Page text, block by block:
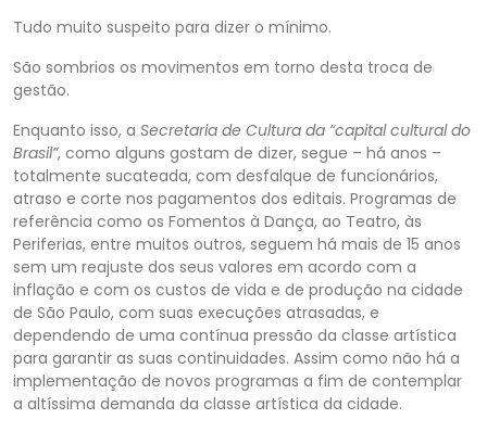
Tudo muito suspeito para dizer o mínimo.
São sombrios os movimentos em torno desta troca de
gestão.
Enquanto isso, a Secretaria de Cultura da “capital cultural do
Brasil”, como alguns gostam de dizer, segue – há anos –
totalmente sucateada, com desfalque de funcionários,
atraso e corte nos pagamentos dos editais. Programas de
referência como os Fomentos à Dança, ao Teatro, às
Periferias, entre muitos outros, seguem há mais de 15 anos
sem um reajuste dos seus valores em acordo com a
inflação e com os custos de vida e de produção na cidade
de São Paulo, com suas execuções atrasadas, e
dependendo de uma contínua pressão da classe artística
para garantir as suas continuidades. Assim como não há a
implementação de novos programas a fim de contemplar
a altíssima demanda da classe artística da cidade.